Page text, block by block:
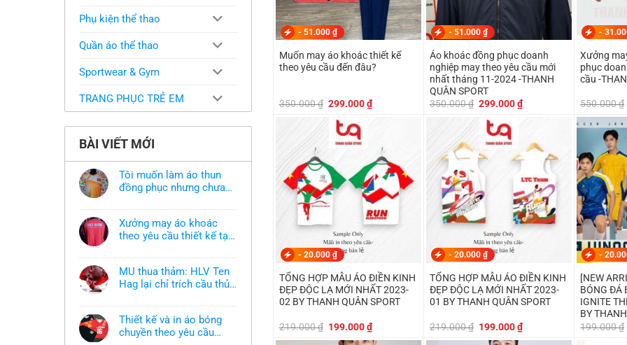
Phụ kiện thể thao
Quần áo thể thao
Sportwear & Gym
TRANG PHỤC TRẺ EM
BÀI VIẾT MỚI
Tôi muốn làm áo thun
đồng phục nhưng chưa
bình
luận
ở
áo
thun
đồng
có
mẫu
thì
Xưởng may áo khoác
theo yêu cầu thiết kế tại
bình
luận
ở
Xưởng
khoác
theo
yêu
MU thua thảm: HLV Ten
Hag lại chỉ trích cầu thủ,
bình
luận
ở
Thiết kế và in áo bóng
chuyền theo yêu cầu
- 51.000 ₫
Muốn may áo khoác thiết kế
theo yêu cầu đến đâu?
350.000₫ Giá
là:
350.000 ₫.
299.000₫Giá
hiện
- 51.000 ₫
Áo khoác đồng phục doanh
nghiệp may theo yêu cầu mới
nhất tháng 11-2024 -THANH
QUÂN SPORT
350.000₫ Giá
là:
350.000 ₫.
299.000₫Giá
hiện
299.000 ₫.
-
Xưởng
phục
cầu -
550.000₫
- 20.000 ₫
TỔNG HỢP MẪU ÁO ĐIỀN KINH
ĐẸP ĐỘC LẠ MỚI NHẤT 2023-
02 BY THANH QUÂN SPORT
219.000₫ Giá
199.000₫Giá
hiện
- 20.000 ₫
TỔNG HỢP MẪU ÁO ĐIỀN KINH
ĐẸP ĐỘC LẠ MỚI NHẤT 2023-
01 BY THANH QUÂN SPORT
219.000₫ Giá
199.000₫Giá
hiện
-
[NEW
BÓNG ĐÁ
IGNITE
BY
199.000₫